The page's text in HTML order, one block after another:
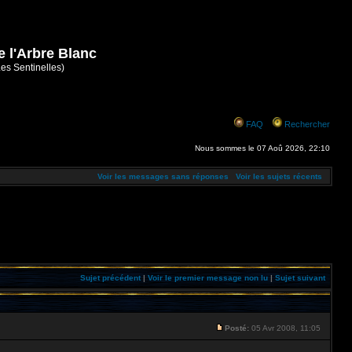
l'Arbre Blanc
Sentinelles)
FAQ Rechercher
Nous sommes le 07 Aoû 2026, 22:10
Voir les messages sans réponses Voir les sujets récents
Sujet précédent|Voir le premier message non lu | Sujet suivant
Posté: 05 Avr 2008, 11:05